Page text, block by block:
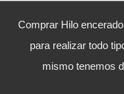
Comprar Hilo
para realizar todo
mismo tenemos